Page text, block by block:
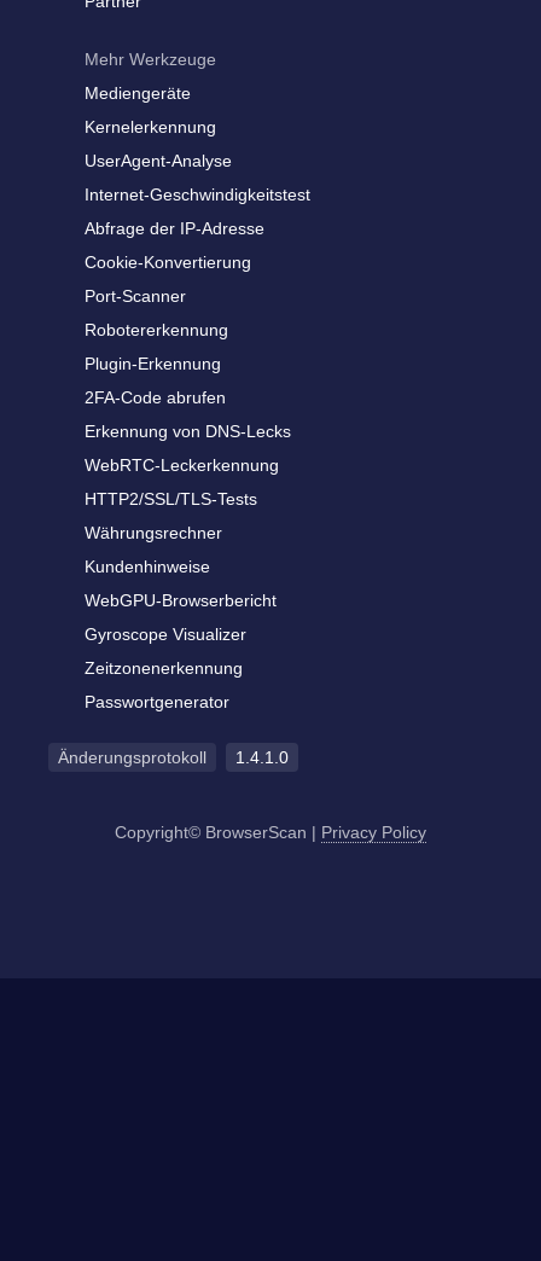
Mehr Werkzeuge
Mediengeräte
Kernelerkennung
UserAgent-Analyse
Internet-Geschwindigkeitstest
Abfrage der IP-Adresse
Cookie-Konvertierung
Port-Scanner
Robotererkennung
Plugin-Erkennung
2FA-Code abrufen
Erkennung von DNS-Lecks
WebRTC-Leckerkennung
HTTP2/SSL/TLS-Tests
Währungsrechner
Kundenhinweise
WebGPU-Browserbericht
Gyroscope Visualizer
Zeitzonenerkennung
Passwortgenerator
Änderungsprotokoll 1.4.1.0
Copyright© BrowserScan | Privacy Policy